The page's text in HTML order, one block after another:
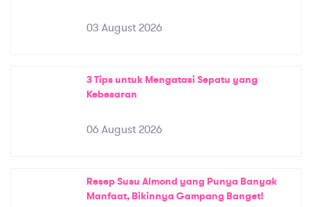
03 August 2026
3 Tips untuk Mengatasi Sepatu yang
Kebesaran
06 August 2026
Resep Susu Almond yang Punya Banyak
Manfaat, Bikinnya Gampang Banget!